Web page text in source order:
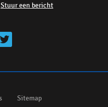
Stuur een bericht
Sitemap